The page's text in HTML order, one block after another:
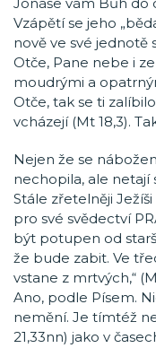
Vzápětí se jeho
nově ve své jednotě
Otče, Pane nebe i
moudrými a
Otče, tak se ti
vcházejí (Mt 18,3).
Nejen že se
nechopila, ale
Stále zřetelněji
pro své svědectví
být potupen od
že bude zabit. Ve
vstane z mrtvých,“
Ano, podle Písem.
nemění. Je tímtéž
21,33nn) jako v